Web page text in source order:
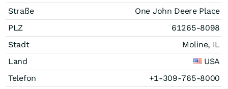
Straße
One John Deere Place
PLZ
61265-8098
Stadt
Moline, IL
Land
USA
Telefon
+1-309-765-8000